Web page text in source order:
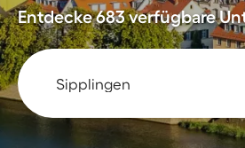
Entdecke 683 verfügbare